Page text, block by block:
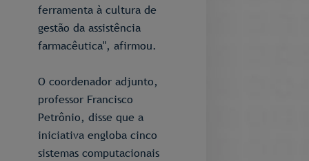
ferramenta à cultura de
gestão da assistência
farmacêutica", afirmou.
O coordenador adjunto,
professor Francisco
Petrônio, disse que a
iniciativa engloba cinco
sistemas computacionais